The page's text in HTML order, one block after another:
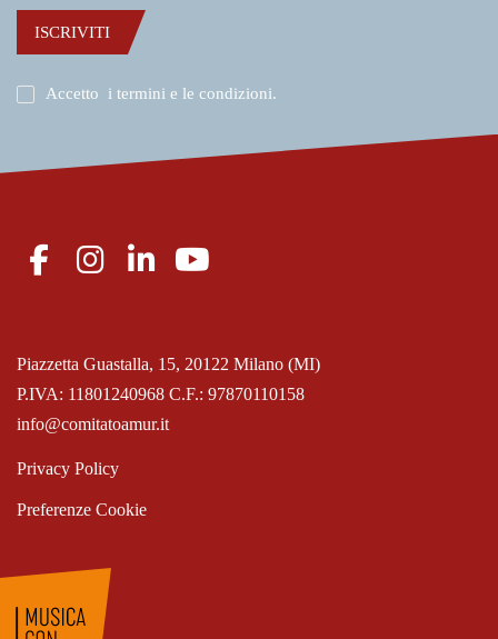
ISCRIVITI
Accetto i termini e le condizioni.
P.IVA: 11801240968 C.F.: 97870110158
Piazzetta Guastalla, 15, 20122 Milano (MI)
info@comitatoamur.it
Privacy Policy
Preferenze Cookie